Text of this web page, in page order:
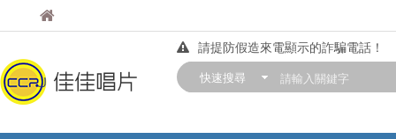
佳佳唱片
請提防假造來電顯示的詐騙電話！
【中華門市營業時間調整公告】
快速搜尋